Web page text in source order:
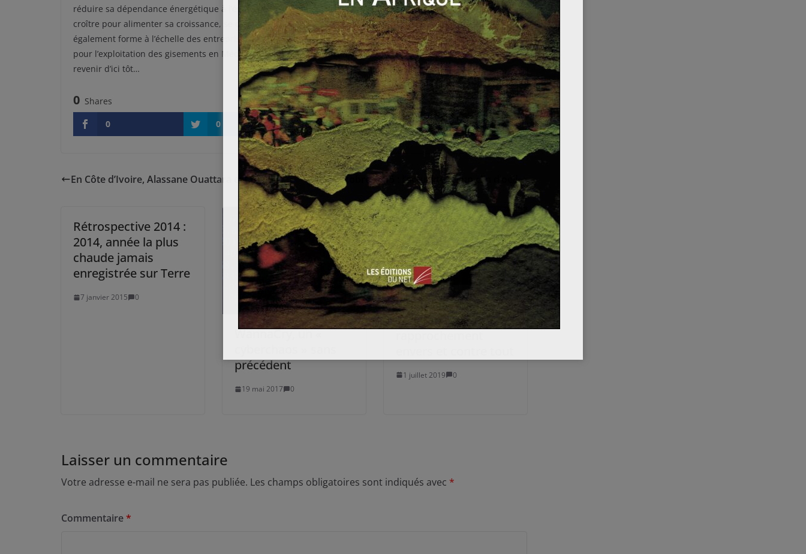
réduire sa dépendance énergétique à l’égard de la Russie, et l’Asie, dont la demande en gaz ne cesse de
croître pour alimenter sa croissance, se disputent toutes deux le gaz israélien. Cette compétition prend
également forme à l’échelle des entreprises : Total, Eni (Italie) et Kogas (Corée du Sud) sont en concurrence
pour l’exploitation des gisements en Méditerranée orientale. Le calme dans cette région ne semble pas
revenir d’ici tôt…
0 Shares
0
0 0 0
En Côte d’Ivoire, Alassane Ouattara est réélu Octobre 2015 : l’actualité en un clin d’oeil
Rétrospective 2014 :
2014, année la plus
chaude jamais
enregistrée sur Terre
7 janvier 2015 0
WannaCry, un «
précédent
19 mai 2017 0
Relations Ankara-
Téhéran :
1 juillet 2019 0
Laisser un commentaire
Votre adresse e-mail ne sera pas publiée. Les champs obligatoires sont indiqués avec *
Commentaire*